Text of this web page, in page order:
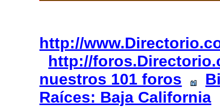
http://
http://
nuestros 101 foros
Raíces: Baja California